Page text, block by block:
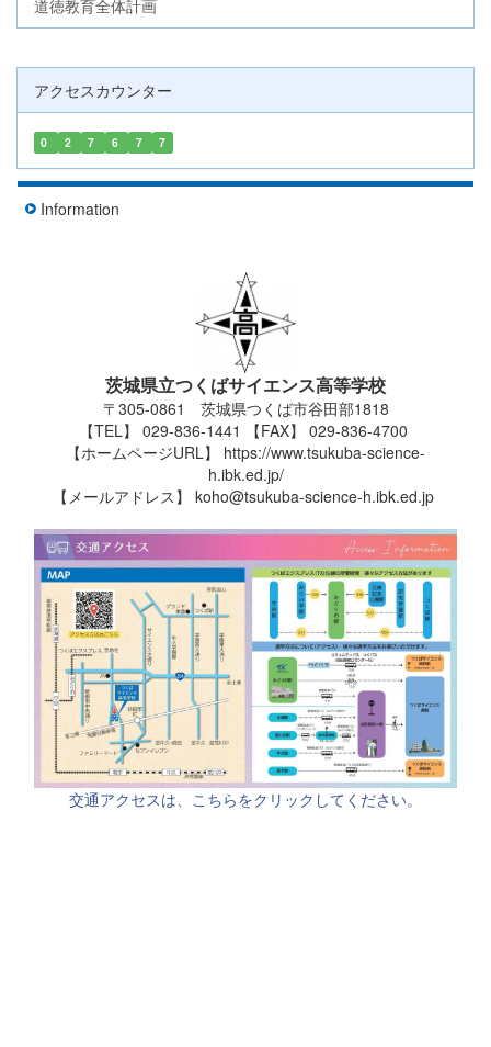
道徳教育全体計画
アクセスカウンター
0 2 7 6 7 7
Information
茨城県立つくばサイエンス高等学校
〒305-0861 茨城県つくば市谷田部1818
【TEL】 029-836-1441 【FAX】 029-836-4700
【ホームページURL】 https://www.tsukuba-science-
h.ibk.ed.jp/
【メールアドレス】 koho@tsukuba-science-h.ibk.ed.jp
交通アクセスは、こちらをクリックしてください。